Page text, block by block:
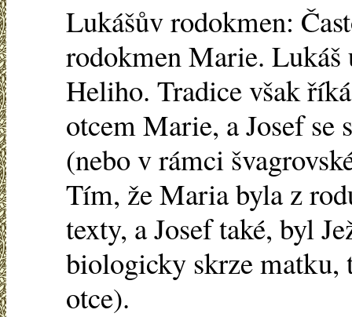
Lukášův rodokmen:
rodokmen Marie. Lukáš
Heliho. Tradice však
otcem Marie, a Josef se
(nebo v rámci
Tím, že Maria byla z
texty, a Josef také, byl
biologicky skrze matku,
otce).